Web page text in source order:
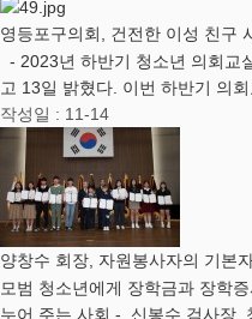
영등포구의회, 건전한 이성 친구
- 2023년 하반기 청소년 의회교
고 13일 밝혔다. 이번 하반기 의
작성일 : 11-14
양창수 회장, 자원봉사자의 기본
모범 청소년에게 장학금과 장학
누어 주는 사회 - 신봉수 검사장